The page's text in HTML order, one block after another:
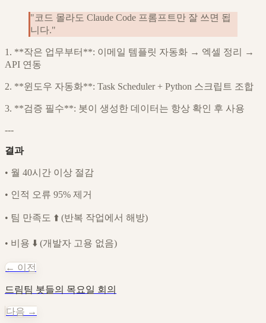
"코드 몰라도 Claude Code 프롬프트만 잘 쓰면 됩
니다."
1. **작은 업무부터**: 이메일 템플릿 자동화 → 엑셀 정리 →
API 연동
2. **윈도우 자동화**: Task Scheduler + Python 스크립트 조합
3. **검증 필수**: 봇이 생성한 데이터는 항상 확인 후 사용
---
결과
• 월 40시간 이상 절감
• 인적 오류 95% 제거
• 팀 만족도 ⬆️ (반복 작업에서 해방)
• 비용 ⬇️ (개발자 고용 없음)
← 이전
드림팀 봇들의 목요일 회의
다음 →